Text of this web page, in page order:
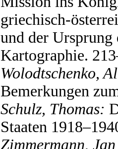
griechisch-
und der Ursprung
Kartographie.
Wolodtschenko,
Bemerkungen
Schulz, Thomas:
Staaten
Zimmermann,